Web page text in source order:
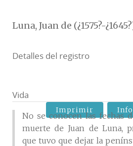
Luna, Juan de (¿1575?-
Detalles del registro
Vida
No se conocen las fechas
muerte de Juan de Luna,
que tuvo que dejar la
Imprimir